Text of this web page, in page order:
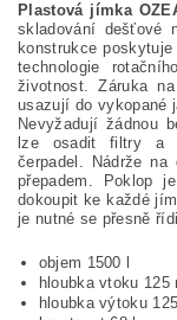
Plastová jímka
skladování dešťové
konstrukce
technologie
životnost. Záruka
usazují do vykopané
Nevyžadují žádnou
lze osadit filtry a
čerpadel. Nádrže na
přepadem. Poklop
dokoupit ke každé
je nutné se přesně
objem 1500 l
hloubka vtoku 125
hloubka výtoku